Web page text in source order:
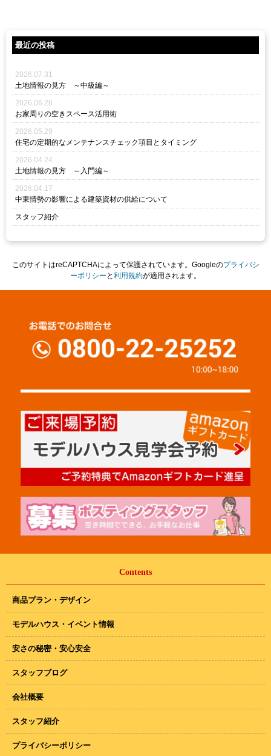
最近の投稿
2026.07.31
土地情報の見方 ～中級編～
2026.06.26
お家周りの空きスペース活用術
2026.05.29
住宅の定期的なメンテナンスチェック項目とタイミング
2026.04.24
土地情報の見方 ～入門編～
2026.04.17
中東情勢の影響による建築資材の供給について
スタッフ紹介
このサイトはreCAPTCHAによって保護されています。Googleのプライバシ
ーポリシー と利用規約が適用されます。
Contents
商品プラン・デザイン
モデルハウス・イベント情報
安さの秘密・安心安全
スタッフブログ
会社概要
スタッフ紹介
プライバシーポリシー